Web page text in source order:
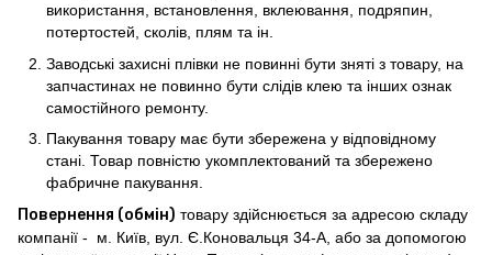
використання, встановлення, вклеювання, подряпин,
потертостей, сколів, плям та ін.
Заводські захисні плівки не повинні бути зняті з товару, на
запчастинах не повинно бути слідів клею та інших ознак
самостійного ремонту.
Пакування товару має бути збережена у відповідному
стані. Товар повністю укомплектований та збережено
фабричне пакування.
Повернення (обмін) товару здійснюється за адресою складу
компанії - м. Київ, вул. Є.Коновальця 34-А, або за допомогою